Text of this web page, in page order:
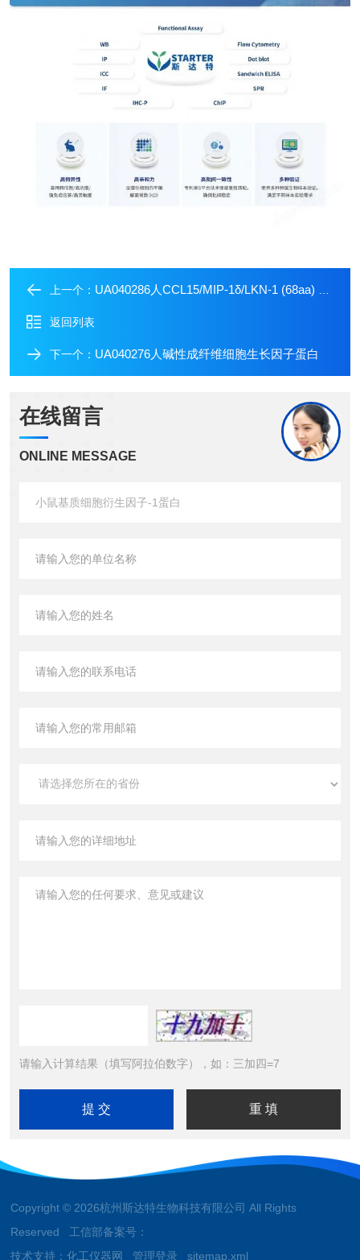
上一个： UA040286人CCL15/MIP-1δ/LKN-1 (68aa) 蛋白
返回列表
下一个： UA040276人碱性成纤维细胞生长因子蛋白
在线留言
ONLINE MESSAGE
请输入计算结果（填写阿拉伯数字），如：三加四=7
Copyright © 2026杭州斯达特生物科技有限公司 All Rights
Reserved 工信部备案号：
技术支持：化工仪器网 管理登录 sitemap.xml